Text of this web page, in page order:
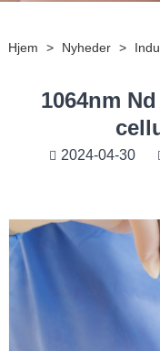
Hjem > Nyheder >
1064nm
2024-04-30